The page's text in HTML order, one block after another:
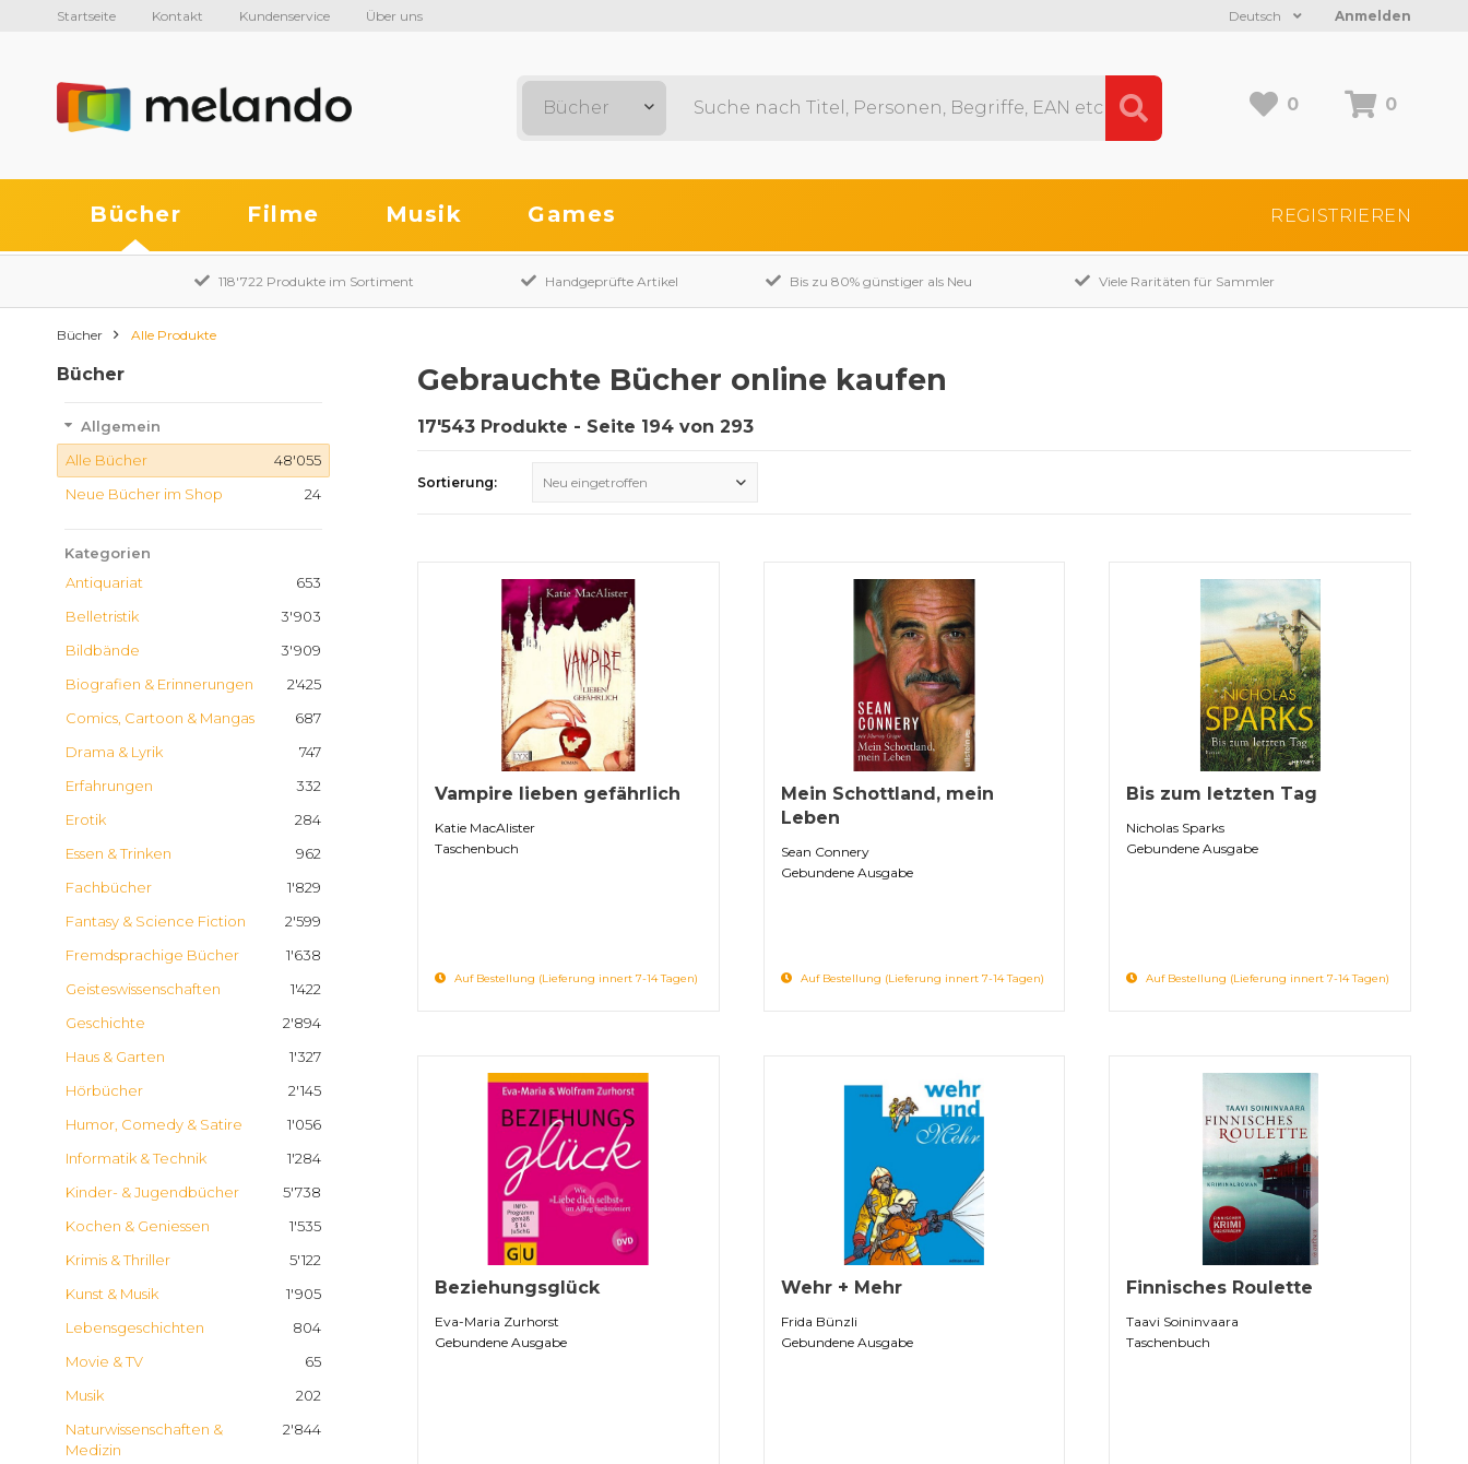
Startseite Kontakt Kundenservice Über uns Anmelden
Deutsch
0 0
Bücher
Bücher Filme Musik Games REGISTRIEREN
118'722 Produkte im Sortiment Handgeprüfte Artikel Bis zu 80% günstiger als Neu Viele Raritäten für Sammler
Bücher Alle Produkte
Bücher
Allgemein
48'055
Alle Bücher
24
Neue Bücher im Shop
Kategorien
653
Antiquariat
3'903
Belletristik
3'909
Bildbände
2'425
Biografien & Erinnerungen
687
Comics, Cartoon & Mangas
747
Drama & Lyrik
332
Erfahrungen
284
Erotik
962
Essen & Trinken
1'829
Fachbücher
2'599
Fantasy & Science Fiction
1'638
Fremdsprachige Bücher
1'422
Geisteswissenschaften
2'894
Geschichte
1'327
Haus & Garten
2'145
Hörbücher
1'056
Humor, Comedy & Satire
1'284
Informatik & Technik
5'738
Kinder- & Jugendbücher
1'535
Kochen & Geniessen
5'122
Krimis & Thriller
1'905
Kunst & Musik
804
Lebensgeschichten
65
Movie & TV
202
Musik
2'844
Naturwissenschaften &
Medizin
Gebrauchte Bücher online kaufen
17'543 Produkte - Seite 194 von 293
Sortierung: Neu eingetroffen
Vampire lieben gefährlich
Katie MacAlister
Taschenbuch
Auf Bestellung (Lieferung innert 7-14 Tagen)
Mein Schottland, mein
Leben
Sean Connery
Gebundene Ausgabe
Auf Bestellung (Lieferung innert 7-14 Tagen)
Bis zum letzten Tag
Nicholas Sparks
Gebundene Ausgabe
Auf Bestellung (Lieferung innert 7-14 Tagen)
Beziehungsglück
Eva-Maria Zurhorst
Gebundene Ausgabe
Wehr + Mehr
Frida Bünzli
Gebundene Ausgabe
Finnisches Roulette
Taavi Soininvaara
Taschenbuch